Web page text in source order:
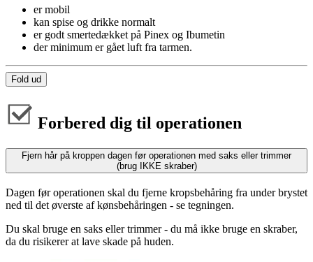
er mobil
kan spise og drikke normalt
er godt smertedækket på Pinex og Ibumetin
der minimum er gået luft fra tarmen.
Fold ud
Forbered dig til operationen
Fjern hår på kroppen dagen før operationen med saks eller trimmer
(brug IKKE skraber)
Dagen før operationen skal du fjerne kropsbehåring fra under brystet
ned til det øverste af kønsbehåringen - se tegningen.
Du skal bruge en saks eller trimmer - du må ikke bruge en skraber,
da du risikerer at lave skade på huden.